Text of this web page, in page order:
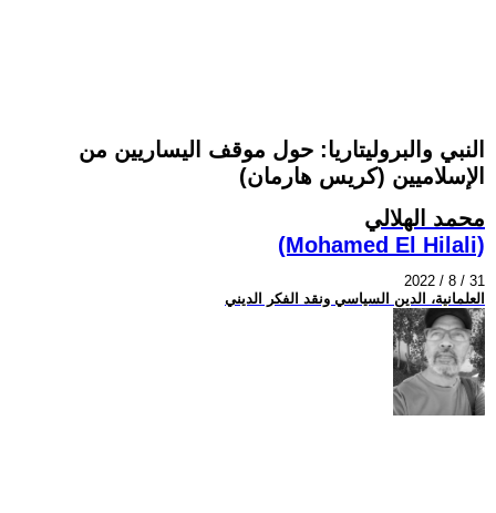
النبي والبروليتاريا: حول موقف اليساريين من
الإسلاميين (كريس هارمان)
محمد الهلالي
(Mohamed El Hilali)
2022 / 8 / 31
العلمانية، الدين السياسي ونقد الفكر الديني